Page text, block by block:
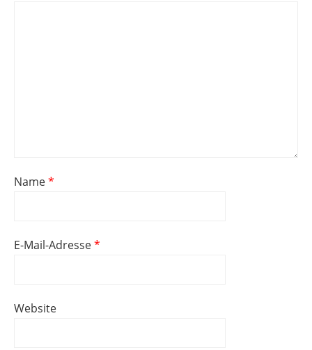
Name*
E-Mail-Adresse*
Website